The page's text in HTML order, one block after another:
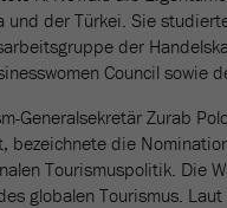
und der Türkei. Sie
der
Council sowie
Generalsekretär Zurab
bezeichnete die
Tourismuspolitik. Die
globalen Tourismus.